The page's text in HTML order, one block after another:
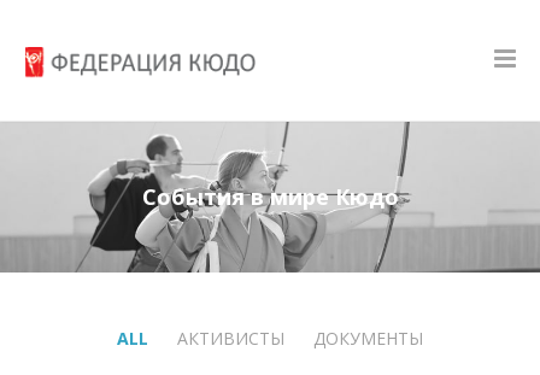
События в мире Кюдо
ALL АКТИВИСТЫ ДОКУМЕНТЫ